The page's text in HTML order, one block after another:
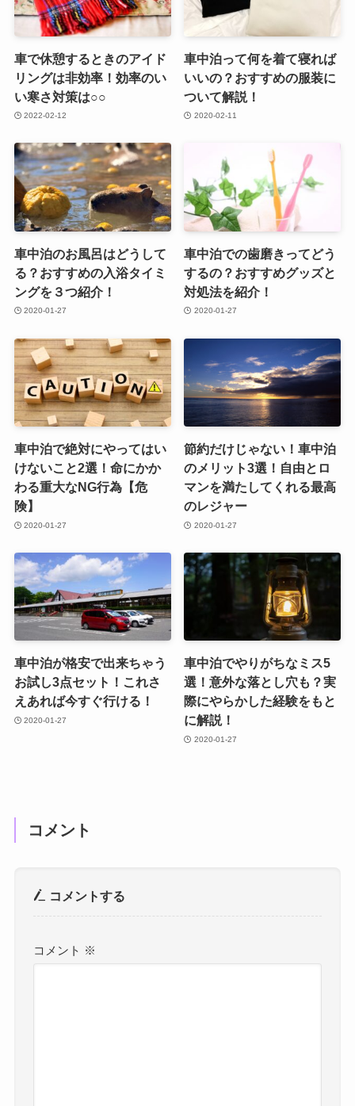
車で休憩するときのアイド
リングは非効率！効率のい
い寒さ対策は○○
2022-02-12
車中泊って何を着て寝れば
いいの？おすすめの服装に
ついて解説！
2020-02-11
車中泊のお風呂はどうして
る？おすすめの入浴タイミ
ングを３つ紹介！
2020-01-27
車中泊での歯磨きってどう
するの？おすすめグッズと
対処法を紹介！
2020-01-27
車中泊で絶対にやってはい
けないこと2選！命にかか
わる重大なNG行為【危
険】
2020-01-27
節約だけじゃない！車中泊
のメリット3選！自由とロ
マンを満たしてくれる最高
のレジャー
2020-01-27
車中泊が格安で出来ちゃう
お試し3点セット！これさ
えあれば今すぐ行ける！
2020-01-27
車中泊でやりがちなミス5
選！意外な落とし穴も？実
際にやらかした経験をもと
に解説！
2020-01-27
コメント
コメントする
コメント ※